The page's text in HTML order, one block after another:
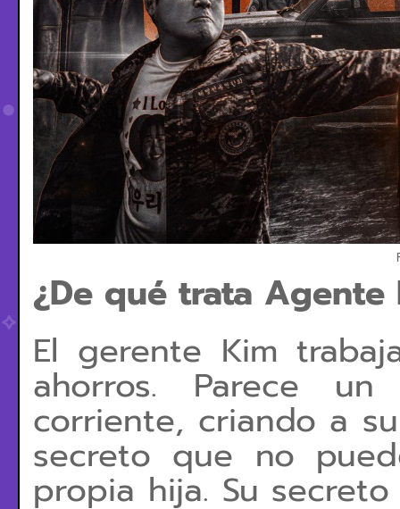
¿De qué trata Agente
El gerente Kim
ahorros. Parece
corriente, criando a
secreto que no
propia hija. Su